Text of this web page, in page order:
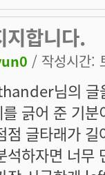
지합니다.
/ 작성시간:
님의 글
긁어 준 기분
점 글타래가
석하자면 너무